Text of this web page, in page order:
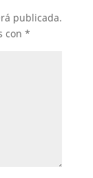
publicada.
con *